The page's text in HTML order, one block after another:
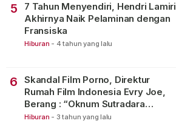
5
7 Tahun Menyendiri, Hendri Lamiri
Akhirnya Naik Pelaminan dengan
Fransiska
Hiburan - 4 tahun yang lalu
6
Skandal Film Porno, Direktur
Rumah Film Indonesia Evry Joe,
Berang : “Oknum Sutradara
Merusak Perfilman Indonesia”!
Hiburan - 3 tahun yang lalu